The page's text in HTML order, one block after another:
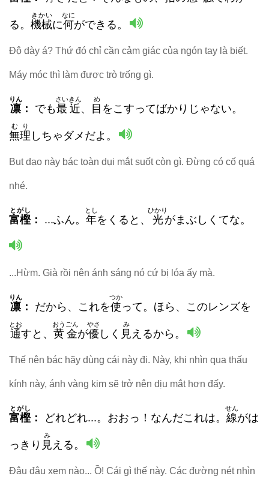
る。 機械
きかい
に何
なに
ができる。
Độ dày á? Thứ đó chỉ cần cảm giác của ngón tay là biết.
Máy móc thì làm được trò trống gì.
凛
りん
： でも最近
さいきん
、 目
め
をこすってばかりじゃない。
無理
むり
しちゃダメだよ。
But dạo này bác toàn dụi mắt suốt còn gì. Đừng có cố quá
nhé.
富樫
とがし
： ...ふん。 年
とし
をくると、 光
ひかり
がまぶしくてな。
...Hừm. Già rồi nên ánh sáng nó cứ bị lóa ấy mà.
凛
りん
： だから、これを使
つか
って。ほら、このレンズを
通
とお
すと、 黄金
おうごん
が優
やさ
しく 見
み
えるから。
Thế nên bác hãy dùng cái này đi. Này, khi nhìn qua thấu
kính này, ánh vàng kim sẽ trở nên dịu mắt hơn đấy.
富樫
とがし
： どれどれ...。おおっ！なんだこれは。 線
せん
がは
っきり 見
み
える。
Đâu đâu xem nào... Ồ! Cái gì thế này. Các đường nét nhìn